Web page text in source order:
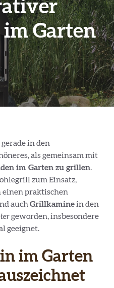
Garten
in den
als gemeinsam mit
im Garten zu grillen.
zum Einsatz,
einen praktischen
auch Grillkaminein den
geworden, insbesondere
geeignet.
im Garten